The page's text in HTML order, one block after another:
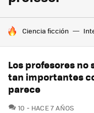
HOY SE HABLA DE
Ciencia ficción
Los profesores no
tan importantes
parece
10 COMENTARIOS
HACE 7 AÑOS